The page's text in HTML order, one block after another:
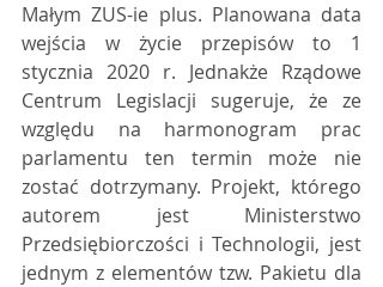
Małym ZUS-ie plus. Planowana data
wejścia w życie przepisów to 1
stycznia 2020 r. Jednakże Rządowe
Centrum Legislacji sugeruje, że ze
względu na harmonogram prac
parlamentu ten termin może nie
zostać dotrzymany. Projekt, którego
autorem jest Ministerstwo
Przedsiębiorczości i Technologii, jest
jednym z elementów tzw. Pakietu dla